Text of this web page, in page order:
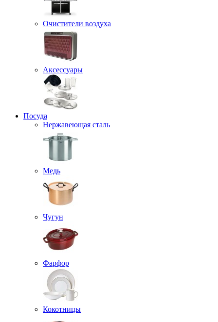
Очистители воздуха
Аксессуары
Посуда
Нержавеющая сталь
Медь
Чугун
Фарфор
Кокотницы